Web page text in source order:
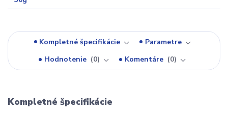
Kompletné špecifikácie
Parametre
Hodnotenie
0 Komentáre 0
Kompletné špecifikácie